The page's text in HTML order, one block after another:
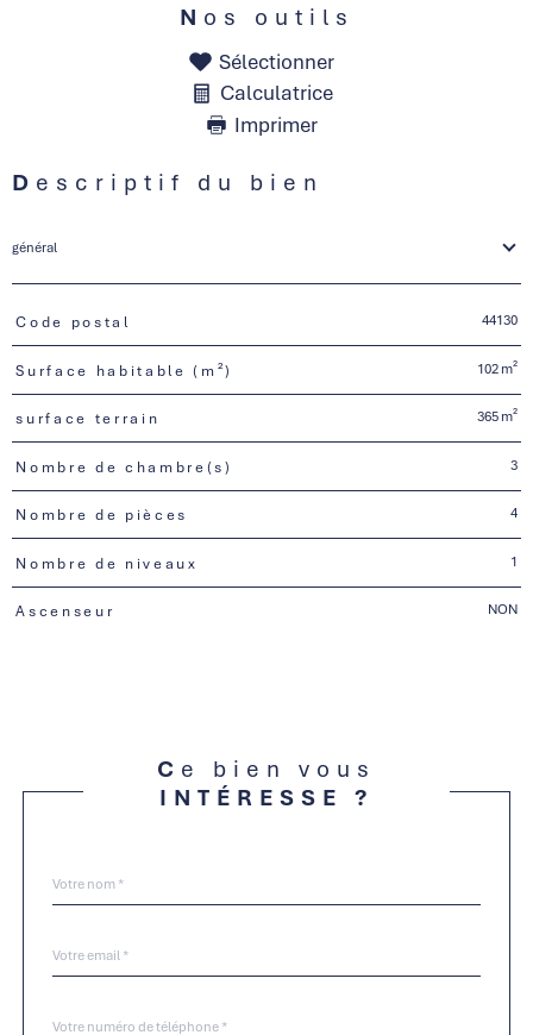
Nos outils
Sélectionner
Calculatrice
Imprimer
Descriptif du bien
général
TRAD_PAMPERO_Caracteristique
Code postal 44130
Surface habitable (m²) 102 m²
surface terrain 365 m²
Nombre de chambre(s) 3
Nombre de pièces 4
Nombre de niveaux 1
Ascenseur NON
Ce bien vous
INTÉRESSE ?
par
*
*
*